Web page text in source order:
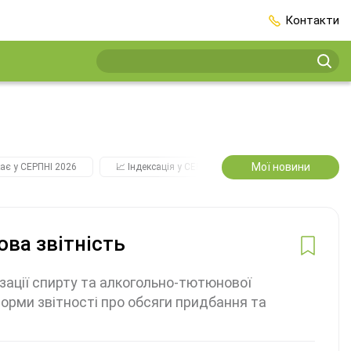
Контакти
у СЕРПНІ 2026 📈 Індексація у СЕРПНІ 2️⃣0️⃣2️⃣7️⃣ Усі
Мої новини
звітність
спирту та алкогольно-тютюнової
звітності про обсяги придбання та